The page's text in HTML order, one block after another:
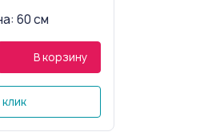
60 см
В корзину